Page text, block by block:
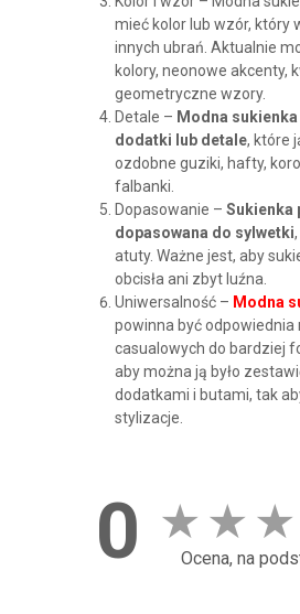
mieć kolor lub wzór, który
innych ubrań. Aktualnie
kolory, neonowe akcenty,
geometryczne wzory.
Detale – Modna
dodatki lub detale, które
ozdobne guziki, hafty,
falbanki.
Dopasowanie – Sukienka
dopasowana do sylwetki
atuty. Ważne jest, aby
obcisła ani zbyt luźna.
Uniwersalność – Modna
powinna być odpowiednia
casualowych do bardziej
aby można ją było
dodatkami i butami, tak
stylizacje.
0 ★ ★ ★
Ocena, na